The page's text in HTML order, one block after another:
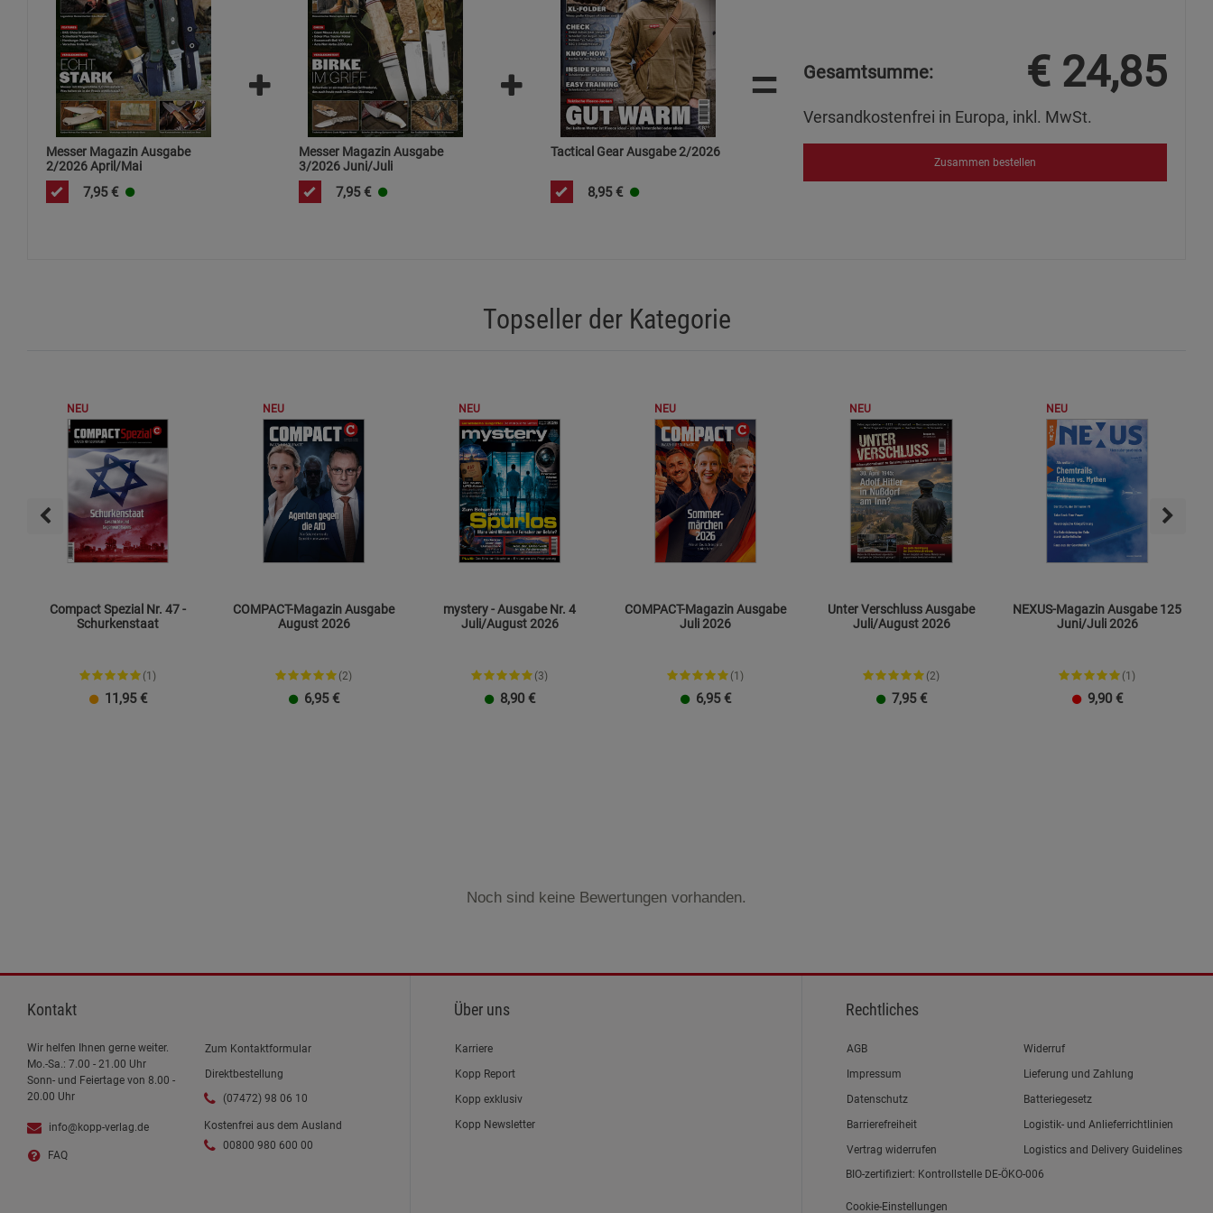
Messer Magazin Ausgabe
2/2026 April/Mai
7,95 €
Messer Magazin Ausgabe
3/2026 Juni/Juli
7,95 €
Tactical Gear Ausgabe 2/2026
8,95 €
= Gesamtsumme: € 24,85
Versandkostenfrei in Europa, inkl. MwSt.
Zusammen bestellen
Topseller der Kategorie
NEU
Compact Spezial Nr. 47 -
Schurkenstaat
(1)
11,95 €
NEU
COMPACT-Magazin Ausgabe
August 2026
(2)
6,95 €
NEU
mystery - Ausgabe Nr. 4
Juli/August 2026
(3)
8,90 €
NEU
COMPACT-Magazin Ausgabe
Juli 2026
(1)
6,95 €
NEU
Unter Verschluss Ausgabe
Juli/August 2026
(2)
7,95 €
NEU
NEXUS-Magazin Ausgabe 125
Juni/Juli 2026
(1)
9,90 €
Noch sind keine Bewertungen vorhanden.
Kontakt
Wir helfen Ihnen gerne weiter.
Mo.-Sa.: 7.00 - 21.00 Uhr
Sonn- und Feiertage von 8.00 -
20.00 Uhr
info@kopp-verlag.de
FAQ
Zum Kontaktformular
Direktbestellung
(07472) 98 06 10
Kostenfrei aus dem Ausland
00800 980 600 00
Über uns
Karriere
Kopp Report
Kopp exklusiv
Kopp Newsletter
Rechtliches
Link zum/zur
AGB
Link zum/zur
Impressum
Link zum/zur
Datenschutz
Link zum/zur
Barrierefreiheit
Vertrag widerrufen
Widerruf
Lieferung und Zahlung
Batteriegesetz
Logistik- und Anlieferrichtlinien
Logistics and Delivery Guidelines
BIO-zertifiziert: Kontrollstelle DE-ÖKO-006
Cookie-Einstellungen
Cookie-Informationenanzeigen
Marketing Cookies (3)
Beschreibung Marketing Cookies
Cookie-Informationenanzeigen
Datenschutzerklärung